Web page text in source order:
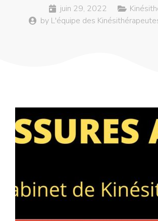
juin 29, 2022
by L'équipe des